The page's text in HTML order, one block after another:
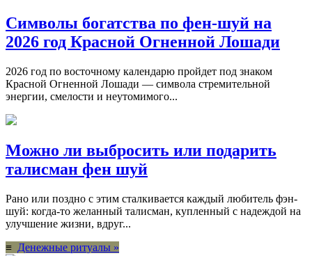
Символы богатства по фен-шуй на
2026 год Красной Огненной Лошади
2026 год по восточному календарю пройдет под знаком
Красной Огненной Лошади — символа стремительной
энергии, смелости и неутомимого...
Можно ли выбросить или подарить
талисман фен шуй
Рано или поздно с этим сталкивается каждый любитель фэн-
шуй: когда-то желанный талисман, купленный с надеждой на
улучшение жизни, вдруг...
≡ Денежные ритуалы »